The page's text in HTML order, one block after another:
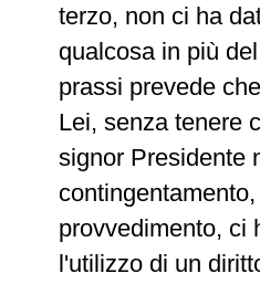
terzo, non ci ha
qualcosa in più
prassi prevede
Lei, senza tenere
signor Presidente
provvedimento, ci
l'utilizzo di un